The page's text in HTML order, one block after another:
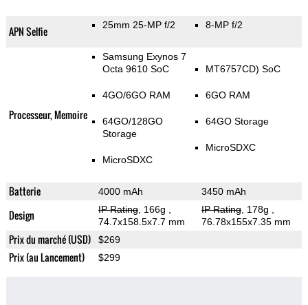
APN Selfie 25mm 25-MP f/2 8-MP f/2
Processeur, Memoire
Samsung Exynos 7
Octa 9610 SoC
4GO/6GO RAM
64GO/128GO
Storage
MicroSDXC
MT6757CD) SoC
6GO RAM
64GO Storage
MicroSDXC
Batterie 4000 mAh 3450 mAh
Design IP Rating, 166g
74.7x158.5x7.7 mm
IP Rating, 178g
76.78x155x7.35 mm
Prix du marché (USD) $269
Prix (au Lancement) $299